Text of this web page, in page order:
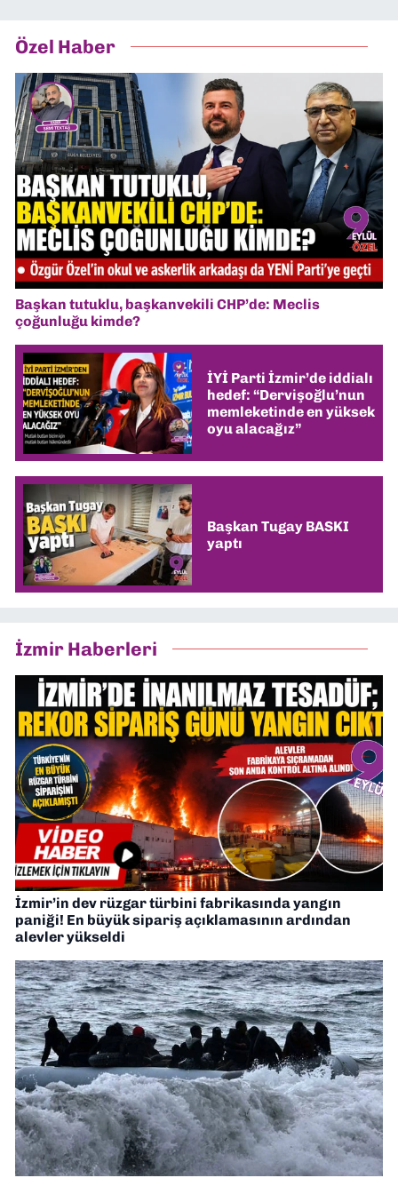
Özel Haber
Başkan tutuklu, başkanvekili CHP’de: Meclis
çoğunluğu kimde?
İYİ Parti İzmir’de iddialı
hedef: “Dervişoğlu’nun
memleketinde en yüksek
oyu alacağız”
Başkan Tugay BASKI
yaptı
İzmir Haberleri
İzmir’in dev rüzgar türbini fabrikasında yangın
paniği! En büyük sipariş açıklamasının ardından
alevler yükseldi